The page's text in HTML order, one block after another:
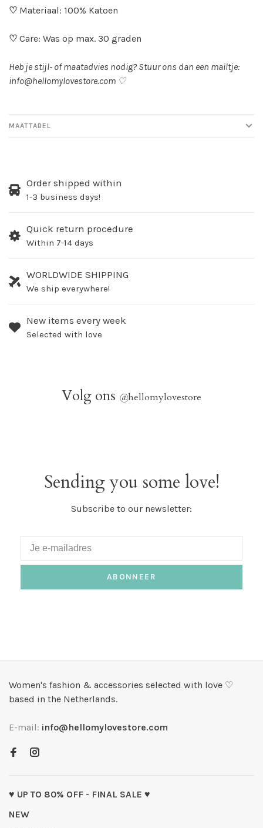
♡ Materiaal: 100% Katoen
♡ Care: Was op max. 30 graden
Heb je stijl- of maatadvies nodig? Stuur ons dan een mailtje:
info@hellomylovestore.com ♡
MAATTABEL
Order shipped within
1-3 business days!
Quick return procedure
Within 7-14 days
WORLDWIDE SHIPPING
We ship everywhere!
New items every week
Selected with love
Volg ons @hellomylovestore
Sending you some love!
Subscribe to our newsletter:
ABONNEER
Women's fashion & accessories selected with love ♡
based in the Netherlands.
E-mail: info@hellomylovestore.com
♥ UP TO 80% OFF - FINAL SALE ♥
NEW